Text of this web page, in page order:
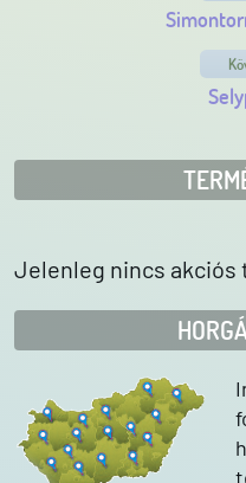
Jelenleg nincs akciós